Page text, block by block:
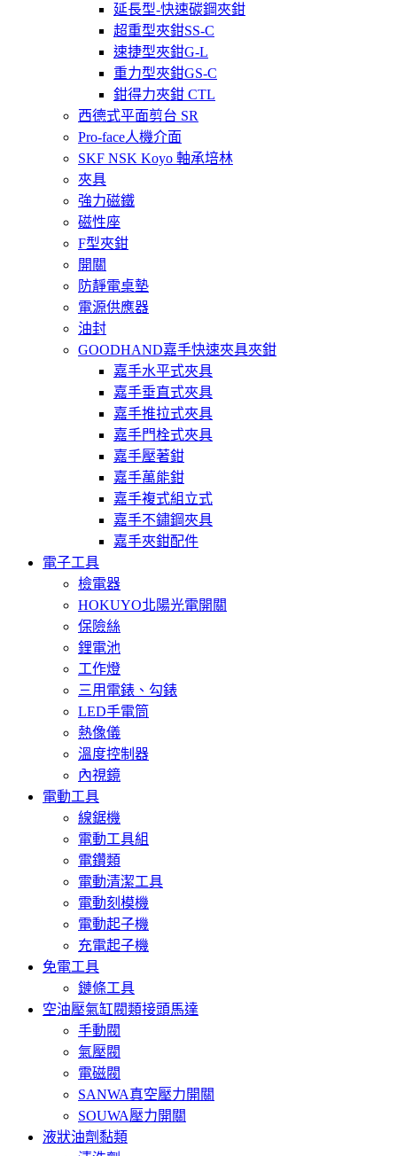
延長型-快速碳鋼夾鉗
超重型夾鉗SS-C
速捷型夾鉗G-L
重力型夾鉗GS-C
鉗得力夾鉗 CTL
西德式平面剪台 SR
Pro-face人機介面
SKF NSK Koyo 軸承培林
夾具
強力磁鐵
磁性座
F型夾鉗
開關
防靜電桌墊
電源供應器
油封
GOODHAND嘉手快速夾具夾鉗
嘉手水平式夾具
嘉手垂直式夾具
嘉手推拉式夾具
嘉手門栓式夾具
嘉手壓著鉗
嘉手萬能鉗
嘉手複式組立式
嘉手不鏽鋼夾具
嘉手夾鉗配件
電子工具
檢電器
HOKUYO北陽光電開關
保險絲
鋰電池
工作燈
三用電錶、勾錶
LED手電筒
熱像儀
溫度控制器
內視鏡
電動工具
線鋸機
電動工具組
電鑽類
電動清潔工具
電動刻模機
電動起子機
充電起子機
免電工具
鏈條工具
空油壓氣缸閥類接頭馬達
手動閥
氣壓閥
電磁閥
SANWA真空壓力開關
SOUWA壓力開關
液狀油劑黏類